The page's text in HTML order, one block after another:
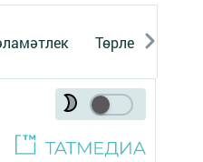
Төрле темалар